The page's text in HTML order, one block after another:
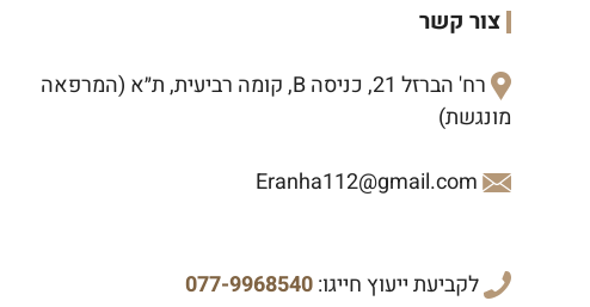
צור קשר
רח' הברזל 21, כניסה B, קומה רביעית, ת״א (המרפאה
מונגשת)
Eranha112@gmail.com
לקביעת ייעוץ חייגו:077-9968540